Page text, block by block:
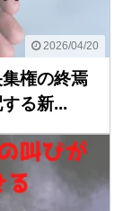
2026/04/20
権の終焉
る新...